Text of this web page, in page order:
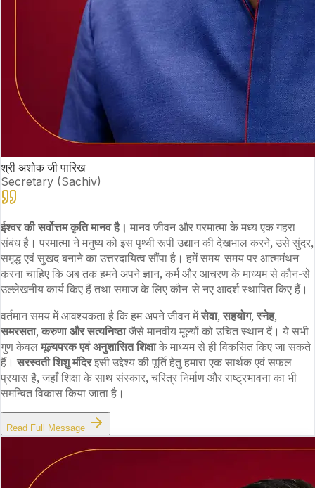
श्री अशोक जी पारिख
Secretary (Sachiv)
ईश्वर की सर्वोत्तम कृति मानव है। मानव जीवन और परमात्मा के मध्य एक गहरा
संबंध है। परमात्मा ने मनुष्य को इस पृथ्वी रूपी उद्यान की देखभाल करने, उसे सुंदर,
समृद्ध एवं सुखद बनाने का उत्तरदायित्व सौंपा है। हमें समय-समय पर आत्ममंथन
करना चाहिए कि अब तक हमने अपने ज्ञान, कर्म और आचरण के माध्यम से कौन-से
उल्लेखनीय कार्य किए हैं तथा समाज के लिए कौन-से नए आदर्श स्थापित किए हैं।
वर्तमान समय में आवश्यकता है कि हम अपने जीवन मेंसेवा, सहयोग, स्नेह,
समरसता, करुणा और सत्यनिष्ठाजैसे मानवीय मूल्यों को उचित स्थान दें। ये सभी
गुण केवलमूल्यपरक एवं अनुशासित शिक्षाके माध्यम से ही विकसित किए जा सकते
हैं।सरस्वती शिशु मंदिरइसी उद्देश्य की पूर्ति हेतु हमारा एक सार्थक एवं सफल
प्रयास है, जहाँ शिक्षा के साथ संस्कार, चरित्र निर्माण और राष्ट्रभावना का भी
समन्वित विकास किया जाता है।
Read Full Message